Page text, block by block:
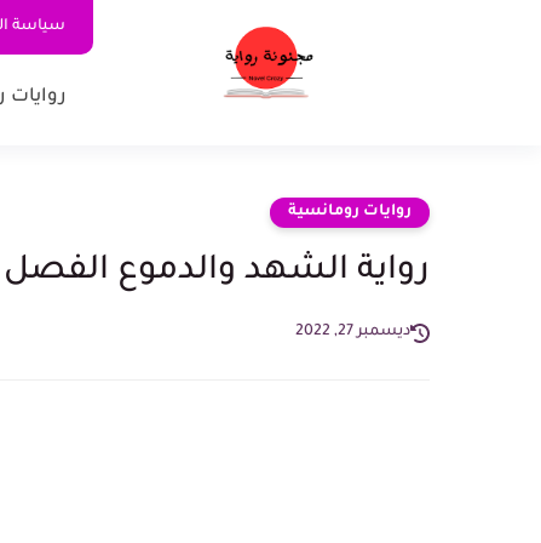
سياسة
روايات
روايات رومانسية
رواية الشهد والدموع الفصل الواحد
ديسمبر 27, 2022